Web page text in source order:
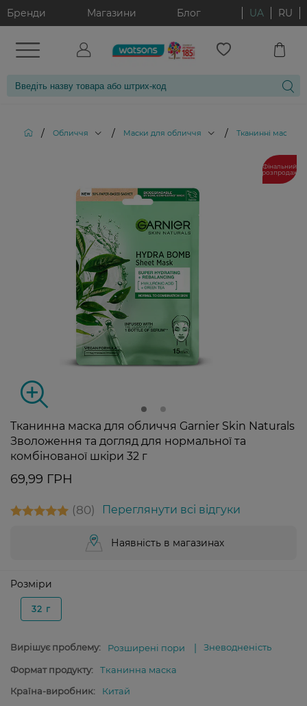
Бренди Магазини Блог UA RU
/ Обличчя / Маски для обличчя / Тканинні маски
Фінальний
розпродаж
Тканинна маска для обличчя Garnier Skin Naturals
Зволоження та догляд для нормальної та
комбінованої шкіри 32 г
69,99 ГРН
80 Переглянути всі відгуки
Наявність в магазинах
Розміри
32 г
Вирішує проблему: Розширені пори Зневодненість
Формат продукту:
Тканинна маска
Країна-виробник:
Китай